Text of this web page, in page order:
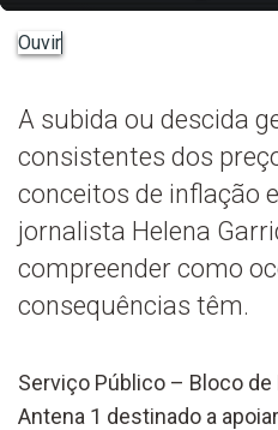
Ouvir
A subida ou descida
consistentes dos
conceitos de inflação
jornalista Helena
compreender como
consequências têm.
Serviço Público – Bloco
Antena 1 destinado a